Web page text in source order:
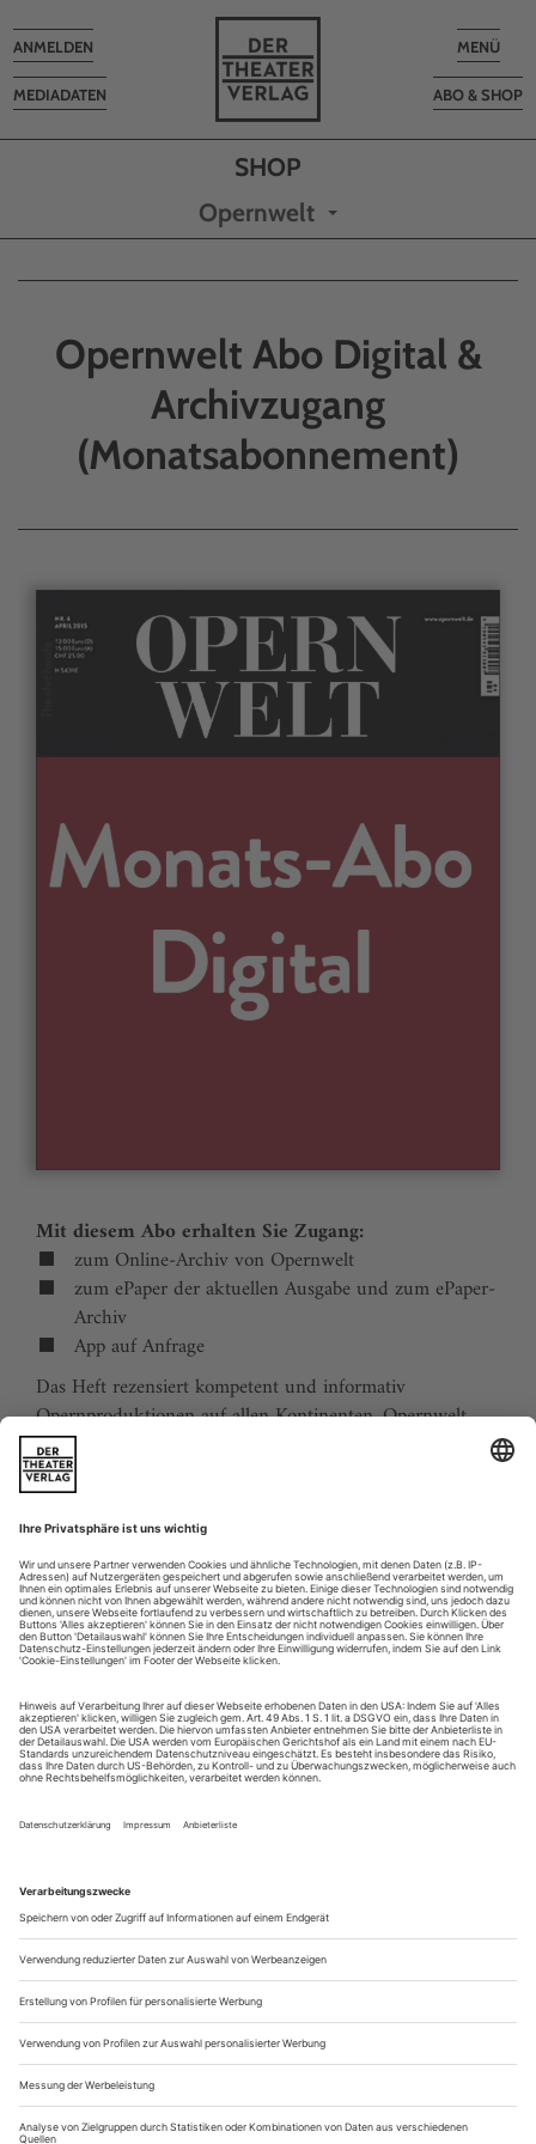
Toggle
MENÜ
ABO & SHOP
MEDIADATEN
Toggle
navigation
ANMELDEN
Opernwelt
Opernwelt Abo Digital &
Archivzugang
(Monatsabonnement)
Mit diesem Abo erhalten Sie Zugang:
zum Online-Archiv von Opernwelt
zum ePaper der aktuellen Ausgabe und zum ePaper-
Archiv
App auf Anfrage
Das Heft rezensiert kompetent und informativ
Opernproduktionen auf allen Kontinenten. Opernwelt
zeigt die Welt hinter der Bühne, befragt die Macher und
verfolgt die Kulturpolitik. Große Themenblöcke
behandeln die Geschichte der Oper, bedeutende
Komponisten und die interessantesten Aspekte des
internationalen Musiklebens. Die Premierenvorschau
animiert zu Opernreisen in alle Welt.
Sie erhalten Zugang zum Online-Archiv von Opernwelt
und können sowohl das aktuelle ePaper als auch das
ePaper-Archiv über Ihren Account auf www.der-
theaterverlag.de einsehen. Zugang zur App auf Anfrage.
Das Abonnement hat eine Laufzeit von einem Monat und
verlängert sich jeweils um einen weiteren Monat, sofern
es nicht vom Kunden auf der Seite „Mein Konto/Meine
Bestellungen“ auf www.der-theaterverlag.de gekündigt
in Kraft.
Aus steuerlichen Gründen abweichende Preise für Käufe
außerhalb Deutschlands (Endpreis vor Auslösen der Bestellung
ersichtlich)
9,99 €